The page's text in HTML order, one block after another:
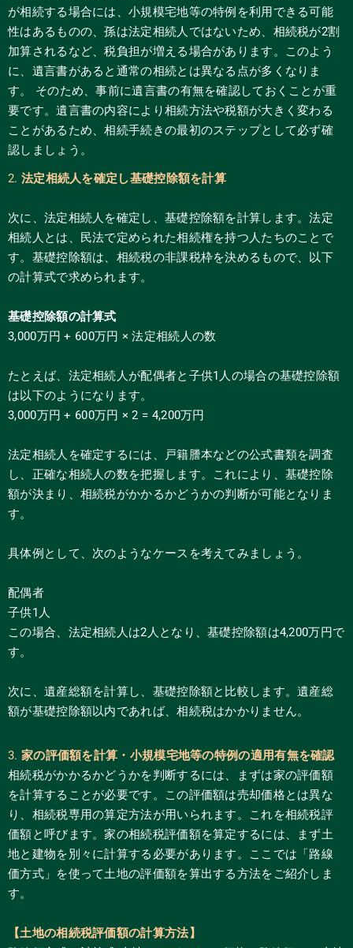
が相続する場合には、小規模宅地等の特例を利用できる可能
性はあるものの、孫は法定相続人ではないため、相続税が2割
加算されるなど、税負担が増える場合があります。このよう
に、遺言書があると通常の相続とは異なる点が多くなりま
す。 そのため、事前に遺言書の有無を確認しておくことが重
要です。遺言書の内容により相続方法や税額が大きく変わる
ことがあるため、相続手続きの最初のステップとして必ず確
認しましょう。
2. 法定相続人を確定し基礎控除額を計算
次に、法定相続人を確定し、基礎控除額を計算します。法定
相続人とは、民法で定められた相続権を持つ人たちのことで
す。基礎控除額は、相続税の非課税枠を決めるもので、以下
の計算式で求められます。
基礎控除額の計算式
3,000万円 + 600万円 × 法定相続人の数
たとえば、法定相続人が配偶者と子供1人の場合の基礎控除額
は以下のようになります。
3,000万円 + 600万円 × 2 = 4,200万円
法定相続人を確定するには、戸籍謄本などの公式書類を調査
し、正確な相続人の数を把握します。これにより、基礎控除
額が決まり、相続税がかかるかどうかの判断が可能となりま
す。
具体例として、次のようなケースを考えてみましょう。
配偶者
子供1人
この場合、法定相続人は2人となり、基礎控除額は4,200万円で
す。
次に、遺産総額を計算し、基礎控除額と比較します。遺産総
額が基礎控除額以内であれば、相続税はかかりません。
3. 家の評価額を計算・小規模宅地等の特例の適用有無を確認
相続税がかかるかどうかを判断するには、まずは家の評価額
を計算することが必要です。この評価額は売却価格とは異な
り、相続税専用の算定方法が用いられます。これを相続税評
価額と呼びます。家の相続税評価額を算定するには、まず土
地と建物を別々に計算する必要があります。ここでは「路線
価方式」を使って土地の評価額を算出する方法をご紹介しま
す。
【土地の相続税評価額の計算方法】